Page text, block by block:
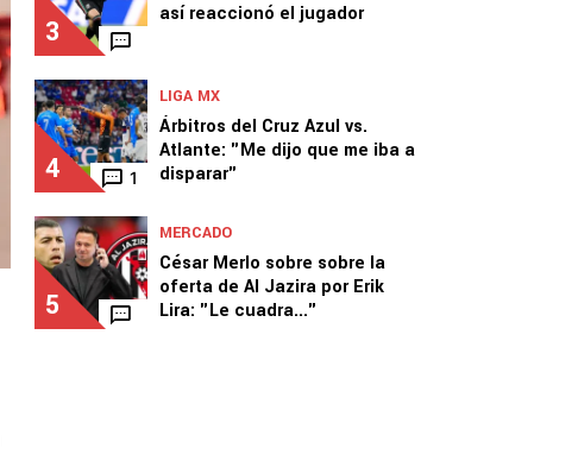
3
así reaccionó el jugador
4 1
LIGA MX
Árbitros del Cruz Azul vs.
Atlante: "Me dijo que me iba a
disparar"
5
MERCADO
César Merlo sobre sobre la
oferta de Al Jazira por Erik
Lira: "Le cuadra..."